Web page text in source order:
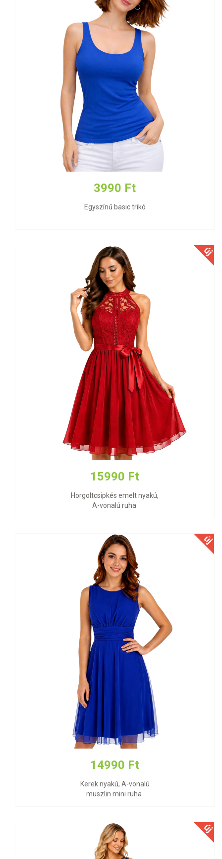
3990 Ft
Egyszínű basic trikó
15990 Ft
Horgoltcsipkés emelt nyakú,
A-vonalú ruha
14990 Ft
Kerek nyakú, A-vonalú
muszlin mini ruha